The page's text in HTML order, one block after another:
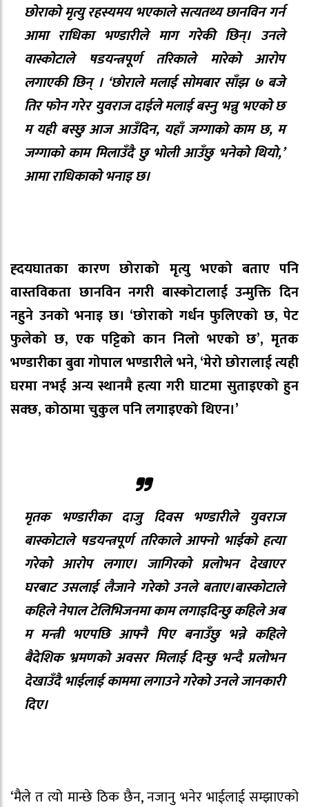
छोराको मृत्यु रहस्यमय भएकाले सत्यतथ्य छानविन गर्न
आमा राधिका भण्डारीले माग गरेकी छिन्। उनले
वास्कोटाले षडयन्त्रपूर्ण तरिकाले मारेको आरोप
लगाएकी छिन् । ‘छोराले मलाई सोमबार साँझ ७ बजे
तिर फोन गरेर युवराज दाईले मलाई बस्नु भन्नु भएको छ
म यही बस्छु आज आउँदिन, यहाँ जग्गाको काम छ, म
जग्गाको काम मिलाउँदै छु भोली आउँछु भनेको थियो,’
आमा राधिकाको भनाइ छ।
ह्दयघातका कारण छोराको मृत्यु भएको बताए पनि
वास्तविकता छानविन नगरी बास्कोटालाई उन्मुक्ति दिन
नहुने उनको भनाइ छ। ‘छोराको गर्धन फुलिएको छ, पेट
फुलेको छ, एक पट्टिको कान निलो भएको छ’, मृतक
भण्डारीका बुवा गोपाल भण्डारीले भने, ‘मेरो छोरालाई त्यही
घरमा नभई अन्य स्थानमै हत्या गरी घाटमा सुताइएको हुन
सक्छ, कोठामा चुकुल पनि लगाइएको थिएन।’
मृतक भण्डारीका दाजु दिवस भण्डारीले युवराज
बास्कोटाले षडयन्त्रपूर्ण तरिकाले आफ्नो भाईको हत्या
गरेको आरोप लगाए। जागिरको प्रलोभन देखाएर
घरबाट उसलाई लैजाने गरेको उनले बताए।बास्कोटाले
कहिले नेपाल टेलिभिजनमा काम लगाइदिन्छु कहिले अब
म मन्त्री भएपछि आफ्नै पिए बनाउँछु भन्ने कहिले
बैदेशिक भ्रमणको अवसर मिलाई दिन्छु भन्दै प्रलोभन
देखाउँदै भाईलाई काममा लगाउने गरेको उनले जानकारी
दिए।
‘मैले त त्यो मान्छे ठिक छैन, नजानु भनेर भाईलाई सम्झाएको